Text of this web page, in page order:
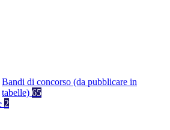
Bandi di concorso (da pubblicare in
tabelle) 65
2